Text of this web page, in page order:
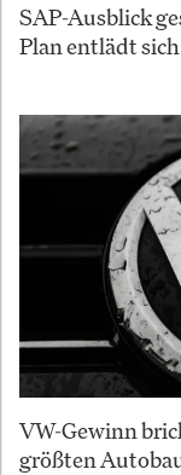
SAP-Ausblick
Plan entlädt
VW-Gewinn
größten